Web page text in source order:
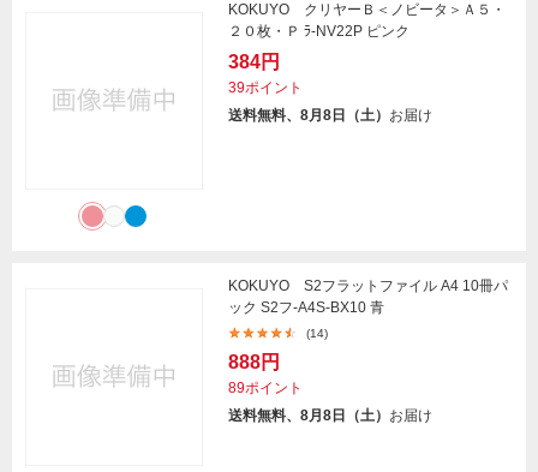
KOKUYO クリヤーＢ＜ノビータ＞Ａ５・
２０枚・Ｐ ﾗ-NV22P ピンク
384円
39ポイント
送料無料、8月8日（土） お届け
KOKUYO S2フラットファイル A4 10冊パ
ック S2フ-A4S-BX10 青
(14)
888円
89ポイント
送料無料、8月8日（土） お届け